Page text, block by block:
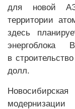
для новой
территории
здесь
энергоблока
в
долл.